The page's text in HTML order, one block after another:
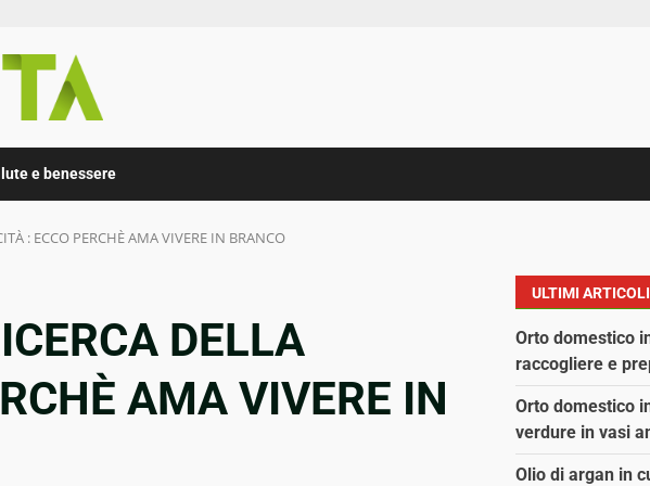
e benessere
: ECCO PERCHÈ AMA VIVERE IN BRANCO
DELLA
AMA VIVERE IN
ULTIMI ARTICOLI
Orto domestico
raccogliere e
Orto domestico
verdure in vasi
Olio di argan in